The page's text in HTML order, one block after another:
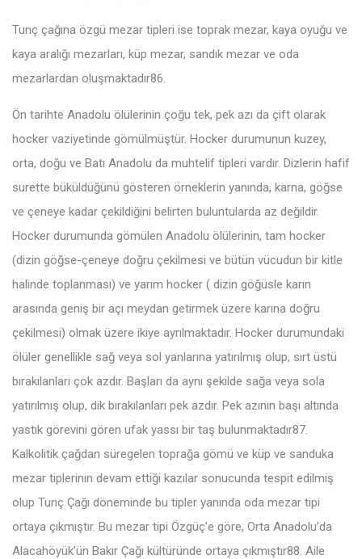
Tunç çağına özgü mezar tipleri ise toprak mezar, kaya oyuğu ve
kaya aralığı mezarları, küp mezar, sandık mezar ve oda
mezarlardan oluşmaktadır86.
Ön tarihte Anadolu ölülerinin çoğu tek, pek azı da çift olarak
hocker vaziyetinde gömülmüştür. Hocker durumunun kuzey,
orta, doğu ve Batı Anadolu da muhtelif tipleri vardır. Dizlerin hafif
surette büküldüğünü gösteren örneklerin yanında, karna, göğse
ve çeneye kadar çekildiğini belirten buluntularda az değildir.
Hocker durumunda gömülen Anadolu ölülerinin, tam hocker
(dizin göğse-çeneye doğru çekilmesi ve bütün vücudun bir kitle
halinde toplanması) ve yarım hocker ( dizin göğüsle karın
arasında geniş bir açı meydan getirmek üzere karına doğru
çekilmesi) olmak üzere ikiye ayrılmaktadır. Hocker durumundaki
ölüler genellikle sağ veya sol yanlarına yatırılmış olup, sırt üstü
bırakılanları çok azdır. Başları da aynı şekilde sağa veya sola
yatırılmış olup, dik bırakılanları pek azdır. Pek azının başı altında
yastık görevini gören ufak yassı bir taş bulunmaktadır87.
Kalkolitik çağdan süregelen toprağa gömü ve küp ve sanduka
mezar tiplerinin devam ettiği kazılar sonucunda tespit edilmiş
olup Tunç Çağı döneminde bu tipler yanında oda mezar tipi
ortaya çıkmıştır. Bu mezar tipi Özgüç’e göre, Orta Anadolu’da
Alacahöyük’ün Bakır Çağı kültüründe ortaya çıkmıştır88. Aile